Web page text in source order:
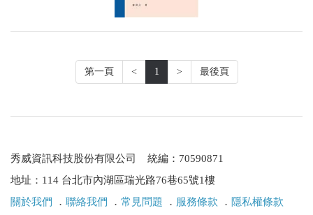
第一頁 < 1 > 最後頁
秀威資訊科技股份有限公司 統編：70590871
地址：114 台北市內湖區瑞光路76巷65號1樓
關於我們 ． 聯絡我們 ． 常見問題 ． 服務條款 ． 隱私權條款